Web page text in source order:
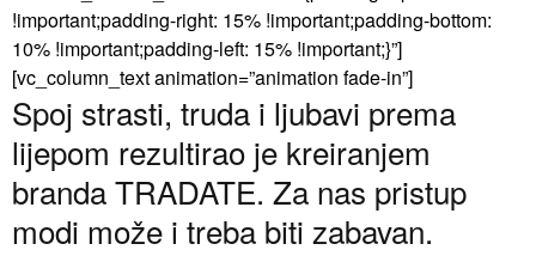
!important;padding-right: 15% !important;padding-bottom:
10% !important;padding-left: 15% !important;}”]
[vc_column_text animation=”animation fade-in”]
Spoj strasti, truda i ljubavi prema
lijepom rezultirao je kreiranjem
branda TRADATE. Za nas pristup
modi može i treba biti zabavan.